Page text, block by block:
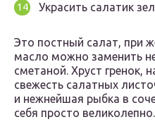
Украсить салатик
Это постный салат, при
масло можно заменить
сметаной. Хруст гренок,
свежесть салатных
и нежнейшая рыбка в
себя просто великолепно.